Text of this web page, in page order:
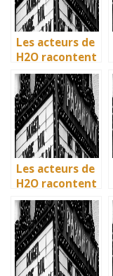
Les acteurs de
H2O racontent
: comment l’île
de Mako a pris
vie en
Australie
Les acteurs de
H2O racontent
: comment l’île
de Mako a pris
vie en
Australie